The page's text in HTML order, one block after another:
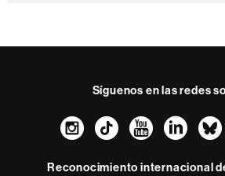
c
Síguenos en las redes
Instagram
TikTok
Reconocimiento internacional